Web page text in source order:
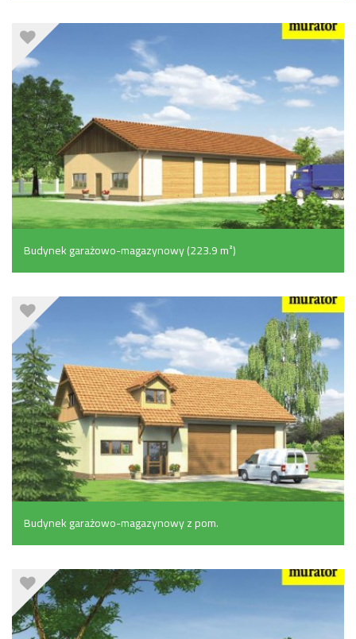
Budynek garażowo-magazynowy (223.9 m²)
Budynek garażowo-magazynowy z pom.
pomocniczymi i poddaszem gospodarczym (161.1 m²)